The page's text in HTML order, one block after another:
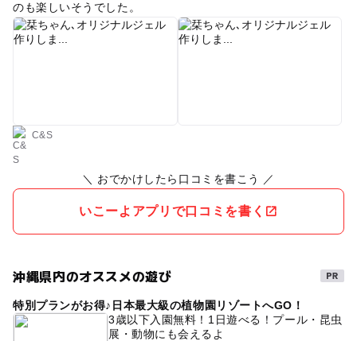
のも楽しいそうでした。
C&S
＼ おでかけしたら口コミを書こう ／
いこーよアプリで口コミを書く
沖縄県内のオススメの遊び
特別プランがお得♪日本最大級の植物園リゾートへGO！
3歳以下入園無料！1日遊べる！プール・昆虫
展・動物にも会えるよ